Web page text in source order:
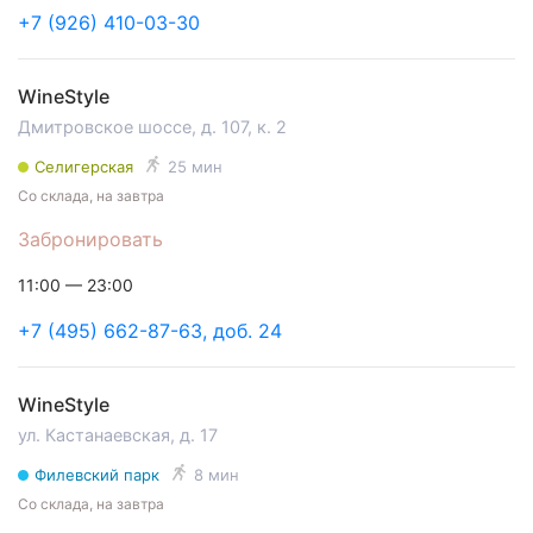
+7 (926) 410-03-30
WineStyle
Дмитровское шоссе, д. 107, к. 2
Селигерская 25 мин
Забронировать
Со склада, на завтра
+7 (495) 662-87-63, доб. 24
11:00 — 23:00
WineStyle
ул. Кастанаевская, д. 17
Филевский парк 8 мин
Со склада, на завтра